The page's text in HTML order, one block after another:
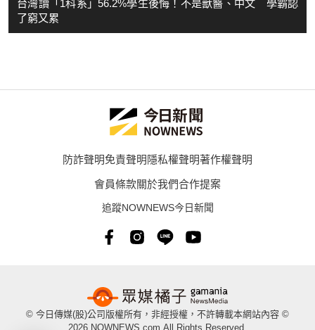
台灣讀「1科系」56.2%學生後悔！不是獸醫、中文 學霸認
了窮又累
防詐聲明免責聲明隱私權聲明著作權聲明
會員條款關於我們合作提案
追蹤NOWNEWS今日新聞
© 今日傳媒(股)公司版權所有，非經授權，不許轉載本網站內容 ©
2026 NOWNEWS.com.All Rights Reserved.